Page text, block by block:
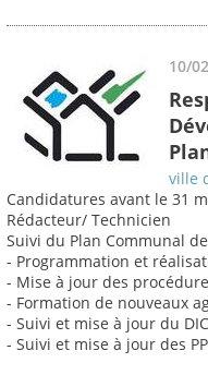
10/
ville
Candidatures avant le 31
Rédacteur/ Technicien
Suivi du Plan Communal de
- Programmation et
- Mise à jour des
- Formation de nouveaux
- Suivi et mise à jour du
- Suivi et mise à jour des